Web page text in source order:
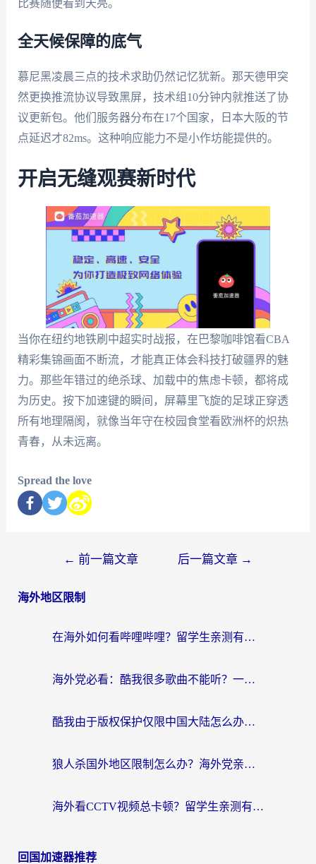
比赛随便看到天亮。
全天候保障的底气
慕尼黑凌晨三点的技术求助仍然记忆犹新。那天德甲突
然更换推流协议导致黑屏，技术组10分钟内就推送了协
议更新包。他们服务器分布在17个国家，日本大阪的节
点延迟才82ms。这种响应能力不是小作坊能提供的。
开启无缝观赛新时代
当你在纽约地铁刷中超实时战报，在巴黎咖啡馆看CBA
精彩集锦画面不断流，才能真正体会科技打破疆界的魅
力。那些年错过的绝杀球、加载中的焦虑卡顿，都将成
为历史。按下加速键的瞬间，屏幕里飞旋的足球正穿透
所有地理隔阂，就像当年守在校园食堂看欧洲杯的炽热
青春，从未远离。
Spread the love
← 前一篇文章 后一篇文章 →
海外地区限制
在海外如何看哔哩哔哩？留学生亲测有效的回国加速指南
海外党必看：酷我很多歌曲不能听？一招解决优酷版权限制+B站地域问题！
酷我由于版权保护仅限中国大陆怎么办？海外党亲测有效的解锁指南
狼人杀国外地区限制怎么办？海外党亲测有效的全场景回国加速指南
海外看CCTV视频总卡顿？留学生亲测有效的回国加速器选择指南
回国加速器推荐